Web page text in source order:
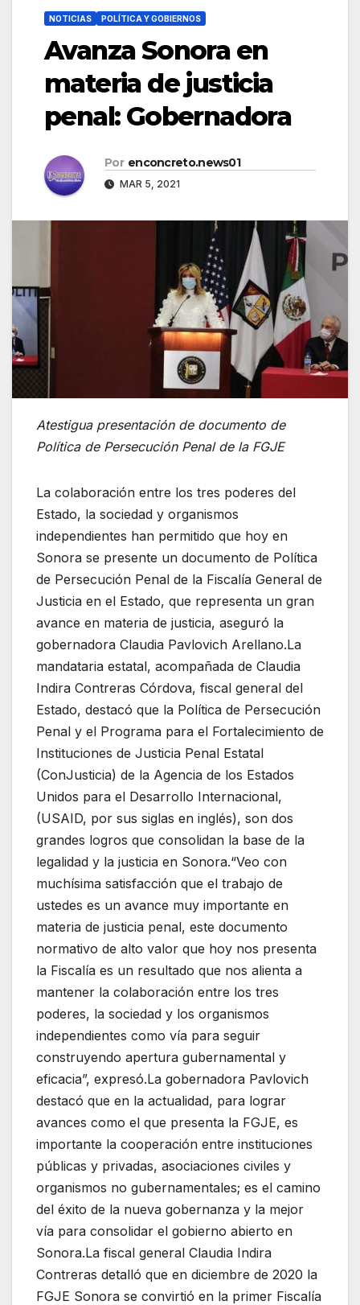
NOTICIAS POLÍTICA Y GOBIERNOS
Avanza Sonora en
materia de justicia
penal: Gobernadora
Por enconcreto.news01
MAR 5, 2021
Atestigua presentación de documento de
Política de Persecución Penal de la FGJE
La colaboración entre los tres poderes del
Estado, la sociedad y organismos
independientes han permitido que hoy en
Sonora se presente un documento de Política
de Persecución Penal de la Fiscalía General de
Justicia en el Estado, que representa un gran
avance en materia de justicia, aseguró la
gobernadora Claudia Pavlovich Arellano.La
mandataria estatal, acompañada de Claudia
Indira Contreras Córdova, fiscal general del
Estado, destacó que la Política de Persecución
Penal y el Programa para el Fortalecimiento de
Instituciones de Justicia Penal Estatal
(ConJusticia) de la Agencia de los Estados
Unidos para el Desarrollo Internacional,
(USAID, por sus siglas en inglés), son dos
grandes logros que consolidan la base de la
legalidad y la justicia en Sonora.“Veo con
muchísima satisfacción que el trabajo de
ustedes es un avance muy importante en
materia de justicia penal, este documento
normativo de alto valor que hoy nos presenta
la Fiscalía es un resultado que nos alienta a
mantener la colaboración entre los tres
poderes, la sociedad y los organismos
independientes como vía para seguir
construyendo apertura gubernamental y
eficacia”, expresó.La gobernadora Pavlovich
destacó que en la actualidad, para lograr
avances como el que presenta la FGJE, es
importante la cooperación entre instituciones
públicas y privadas, asociaciones civiles y
organismos no gubernamentales; es el camino
del éxito de la nueva gobernanza y la mejor
vía para consolidar el gobierno abierto en
Sonora.La fiscal general Claudia Indira
Contreras detalló que en diciembre de 2020 la
FGJE Sonora se convirtió en la primer Fiscalía